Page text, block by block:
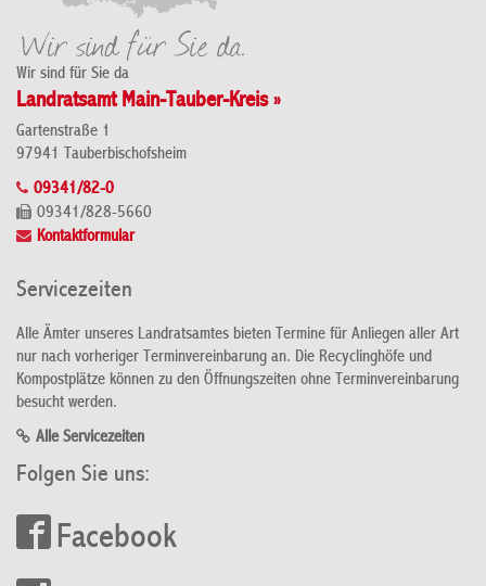
Wir sind für Sie da
Landratsamt Main-Tauber-Kreis »
Gartenstraße 1
97941 Tauberbischofsheim
09341/82-0
09341/828-5660
Kontaktformular
Servicezeiten
Alle Ämter unseres Landratsamtes bieten Termine für Anliegen aller Art
nur nach vorheriger Terminvereinbarung an. Die Recyclinghöfe und
Kompostplätze können zu den Öffnungszeiten ohne Terminvereinbarung
besucht werden.
Alle Servicezeiten
Folgen Sie uns:
Facebook